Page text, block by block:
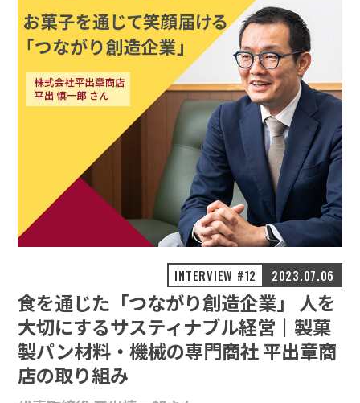
INTERVIEW #12 2023.07.06
食を通じた「つながり創造企業」 人を
大切にするサスティナブル経営｜製菓
製パン材料・機械の専門商社 平出章商
店の取り組み